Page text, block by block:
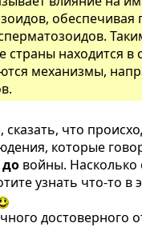
обеспечивая
страны находится
механизмы,
сказать, что
которые
до войны. Насколько
узнать что-то
достоверного